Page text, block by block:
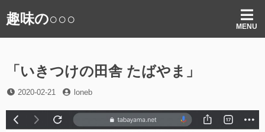
ン
キ
ッ
趣味の○○○ MENU
「いきつけの田舎 たばやま」
投
日
2020-02-21
投
者
loneb